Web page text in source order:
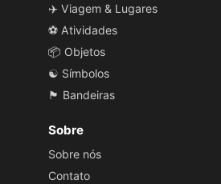
✈️ Viagem & Lugares
⚽ Atividades
📦 Objetos
☯️ Símbolos
🏴 Bandeiras
Sobre
Sobre nós
Contato